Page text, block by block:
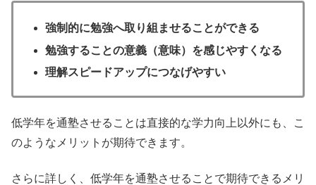
強制的に勉強へ取り組ませることができる
勉強することの意義（意味）を感じやすくなる
理解スピードアップにつなげやすい
低学年を通塾させることは直接的な学力向上以外にも、こ
のようなメリットが期待できます。
さらに詳しく、低学年を通塾させることで期待できるメリ